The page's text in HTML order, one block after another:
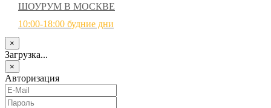
ШОУРУМ В МОСКВЕ
10:00-18:00 будние дни
×
Загрузка...
×
Авторизация